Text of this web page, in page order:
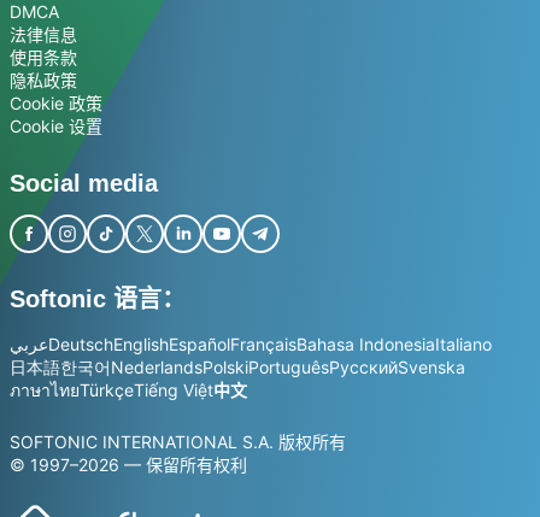
DMCA
法律信息
使用条款
隐私政策
Cookie 政策
Cookie 设置
Social media
Softonic 语言：
عربيDeutschEnglishEspañolFrançaisBahasa IndonesiaItaliano
日本語한국어NederlandsPolskiPortuguêsРусскийSvenska
ภาษาไทยTürkçeTiếng Việt中文
SOFTONIC INTERNATIONAL S.A. 版权所有
© 1997–2026 — 保留所有权利